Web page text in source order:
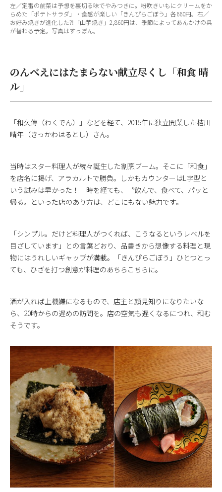
左／定番の前菜は予想を裏切る味でやみつきに。粉吹きいもにクリームをか
らめた「ポテトサラダ」・食感が楽しい「きんぴらごぼう」各660円。右／
お好み焼きが進化した⁈「山芋焼き」2,860円は、季節によってあんかけの具
が替わる予定。写真はすっぽん。
のんべえにはたまらない献立尽くし「和食 晴
ル」
「和久傳（わくでん）」などを経て、2015年に独立開業した桔川
晴年（きっかわはるとし）さん。
当時はスター料理人が続々誕生した割烹ブーム。そこに「和食」
を店名に掲げ、アラカルトで勝負。しかもカウンターはL字型と
いう試みは早かった！ 時を経ても、〝飲んで、食べて、パッと
帰る〟といった店のあり方は、どこにもない魅力です。
「シンプル。だけど料理人がつくれば、こうなるというレベルを
目ざしています」との言葉どおり、品書きから想像する料理と現
物にはうれしいギャップが満載。「きんぴらごぼう」ひとつとっ
ても、ひざを打つ創意が料理のあちらこちらに。
酒が入れば上機嫌になるもので、店主と顔見知りになりたいな
ら、20時からの遅めの訪問を。店の空気も遅くなるにつれ、和む
そうです。